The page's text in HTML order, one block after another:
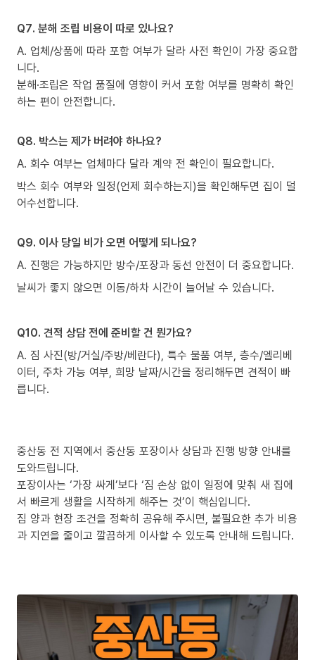
Q7. 분해 조립 비용이 따로 있나요?
A. 업체/상품에 따라 포함 여부가 달라 사전 확인이 가장 중요합
니다.
분해·조립은 작업 품질에 영향이 커서 포함 여부를 명확히 확인
하는 편이 안전합니다.
Q8. 박스는 제가 버려야 하나요?
A. 회수 여부는 업체마다 달라 계약 전 확인이 필요합니다.
박스 회수 여부와 일정(언제 회수하는지)을 확인해두면 집이 덜
어수선합니다.
Q9. 이사 당일 비가 오면 어떻게 되나요?
A. 진행은 가능하지만 방수/포장과 동선 안전이 더 중요합니다.
날씨가 좋지 않으면 이동/하차 시간이 늘어날 수 있습니다.
Q10. 견적 상담 전에 준비할 건 뭔가요?
A. 짐 사진(방/거실/주방/베란다), 특수 물품 여부, 층수/엘리베
이터, 주차 가능 여부, 희망 날짜/시간을 정리해두면 견적이 빠
릅니다.
중산동 전 지역에서 중산동 포장이사 상담과 진행 방향 안내를
도와드립니다.
포장이사는 ‘가장 싸게’보다 ‘짐 손상 없이 일정에 맞춰 새 집에
서 빠르게 생활을 시작하게 해주는 것’이 핵심입니다.
짐 양과 현장 조건을 정확히 공유해 주시면, 불필요한 추가 비용
과 지연을 줄이고 깔끔하게 이사할 수 있도록 안내해 드립니다.